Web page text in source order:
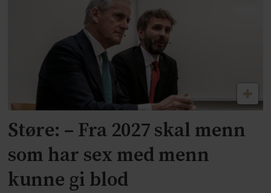
Støre: – Fra 2027 skal menn
som har sex med menn
kunne gi blod